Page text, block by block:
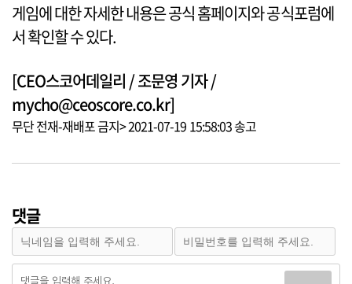
게임에 대한 자세한 내용은 공식 홈페이지와 공식포럼에
서 확인할 수 있다.
[CEO스코어데일리 / 조문영 기자 /
mycho@ceoscore.co.kr]
무단 전재-재배포 금지> 2021-07-19 15:58:03 송고
댓글